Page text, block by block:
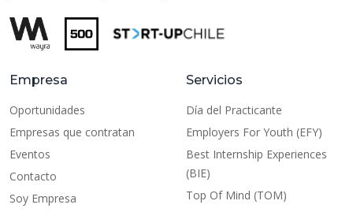
Empresa
Oportunidades
Empresas que contratan
Eventos
Contacto
Soy Empresa
Servicios
Día del Practicante
Employers For Youth (EFY)
Best Internship Experiences
(BIE)
Top Of Mind (TOM)